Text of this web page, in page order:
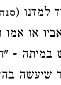
למדנו (
או אמו
במיתה -
שיעשה